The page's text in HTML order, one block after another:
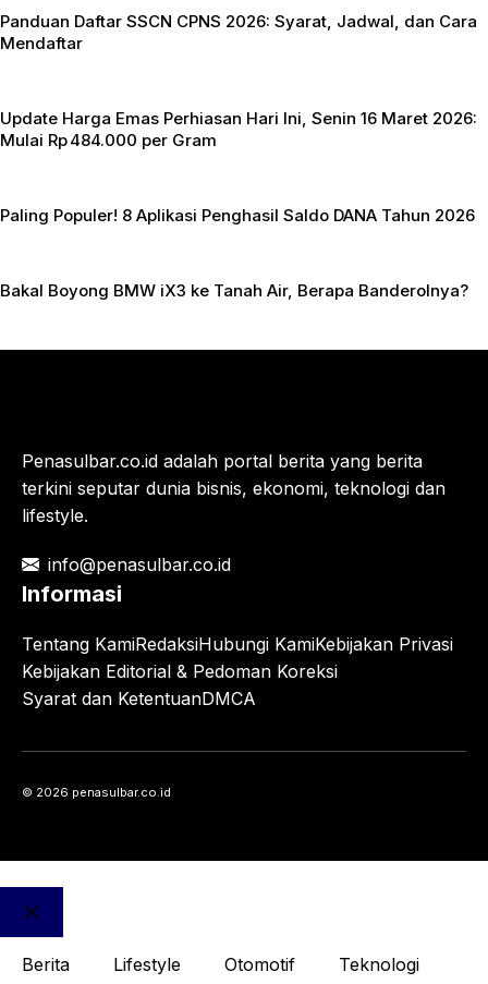
Panduan Daftar SSCN CPNS 2026: Syarat, Jadwal, dan Cara
Mendaftar
Update Harga Emas Perhiasan Hari Ini, Senin 16 Maret 2026:
Mulai Rp 484.000 per Gram
Paling Populer! 8 Aplikasi Penghasil Saldo DANA Tahun 2026
Bakal Boyong BMW iX3 ke Tanah Air, Berapa Banderolnya?
Penasulbar.co.id adalah portal berita yang berita
terkini seputar dunia bisnis, ekonomi, teknologi dan
lifestyle.
info@penasulbar.co.id
Informasi
Tentang KamiRedaksiHubungi KamiKebijakan Privasi
Kebijakan Editorial & Pedoman Koreksi
Syarat dan KetentuanDMCA
© 2026 penasulbar.co.id
Close
Berita
Lifestyle Otomotif Teknologi